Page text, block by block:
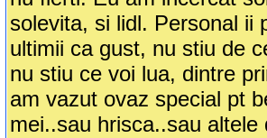
solevita, si lidl. Personal ii
ultimii ca gust, nu stiu de
nu stiu ce voi lua, dintre
am vazut ovaz special pt
mei..sau hrisca..sau altele